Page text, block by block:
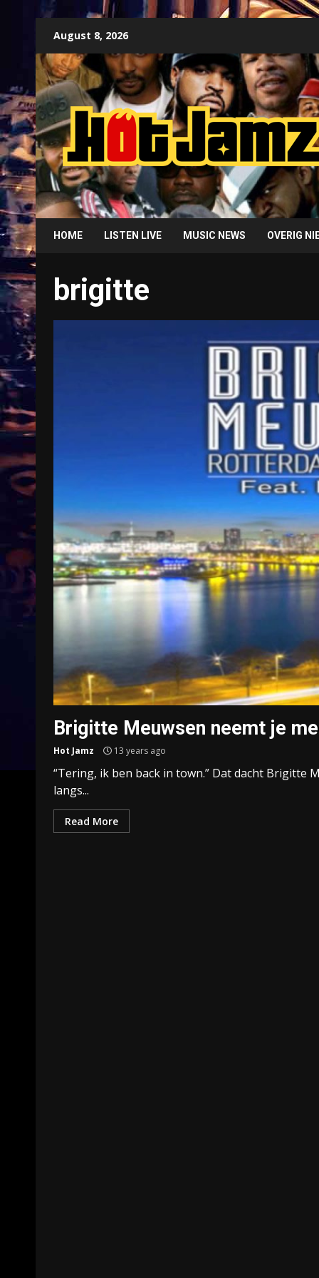
content
August 8, 2026
HOME LISTEN LIVE MUSIC NEWS OVERIG
brigitte
Brigitte Meuwsen neemt je
Hot Jamz 13 years ago
“Tering, ik ben back in town.” Dat dacht Brigitte
langs...
Read More
Treinkaartjes worden duurder,
abonnementen verdwijnen